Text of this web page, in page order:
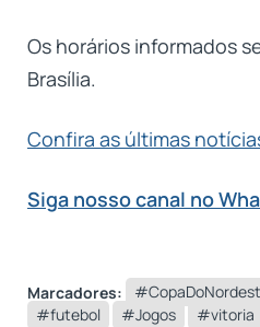
Os horários informados
Brasília.
Confira as últimas
Siga nosso canal no
Marcadores:
#futebol
#Jogos #vitoria